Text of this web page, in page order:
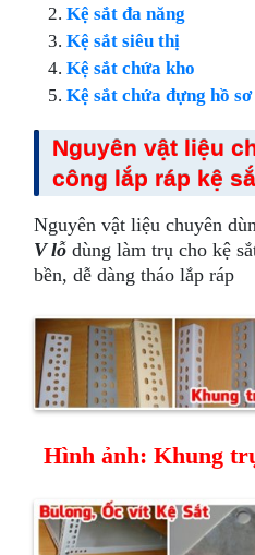
Kệ sắt đa năng
Kệ sắt siêu thị
Kệ sắt chứa kho
Kệ sắt chứa đựng hồ sơ
Nguyên vật liệu
công lắp ráp kệ
Nguyên vật liệu chuyên
V lỗ dùng làm trụ cho kệ
bền, dễ dàng tháo lắp ráp
Hình ảnh: Khung